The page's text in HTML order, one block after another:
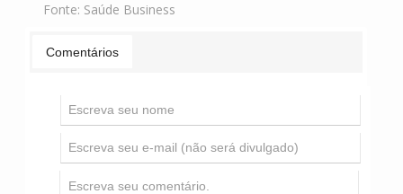
Fonte: Saúde Business
Comentários